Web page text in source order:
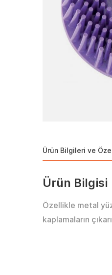
Ürün Bilgileri ve
Ürün Bilgisi
Özellikle metal
kaplamaların